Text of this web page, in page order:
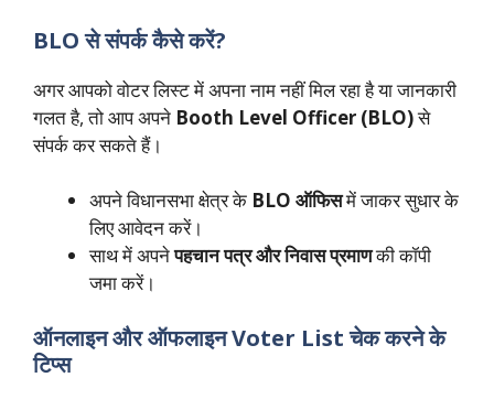
BLO से संपर्क कैसे करें?
अगर आपको वोटर लिस्ट में अपना नाम नहीं मिल रहा है या जानकारी
गलत है, तो आप अपने Booth Level Officer (BLO)से
संपर्क कर सकते हैं।
अपने विधानसभा क्षेत्र के BLO ऑफिसमें जाकर सुधार के
लिए आवेदन करें।
साथ में अपनेपहचान पत्र और निवास प्रमाणकी कॉपी
जमा करें।
ऑनलाइन और ऑफलाइन Voter List चेक करने के
टिप्स